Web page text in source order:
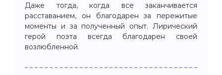
Даже тогда, когда все заканчивается
расставанием, он благодарен за пережитые
моменты и за полученный опыт. Лирический
герой поэта всегда благодарен своей
возлюбленной.